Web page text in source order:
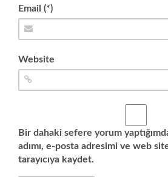
Email (*)
Website
Bir dahaki sefere yorum
adımı, e-posta adresimi ve web
tarayıcıya kaydet.